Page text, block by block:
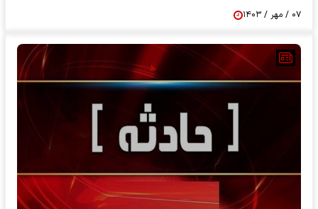
۰۷ / مهر / ۱۴۰۳